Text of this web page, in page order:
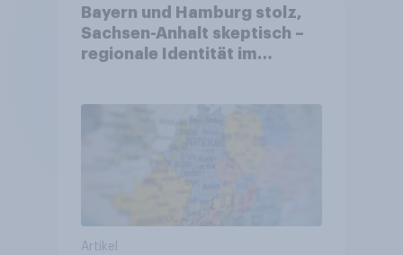
Bayern und Hamburg stolz,
Sachsen-Anhalt skeptisch –
regionale Identität im
Artikel